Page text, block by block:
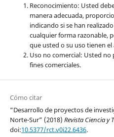
Reconocimiento: Usted
manera adecuada,
indicando si se han
cualquier forma razonable,
que usted o su uso tienen
Uso no comercial: Usted no
fines comerciales.
Cómo citar
“Desarrollo de proyectos de
Norte-Sur” (2018) Revista Ciencia y
doi:10.5377/rct.v0i22.6436.